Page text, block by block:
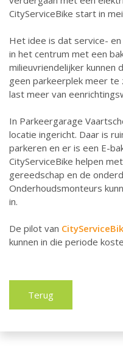
CityServiceBike start in
Het idee is dat service-
in het centrum met een
milieuvriendelijker kunnen
geen parkeerplek meer te
last meer van
In Parkeergarage
locatie ingericht. Daar is
parkeren en er is een E-
CityServiceBike helpen
gereedschap en de
Onderhoudsmonteurs
in.
De pilot van
kunnen in die periode
Terug